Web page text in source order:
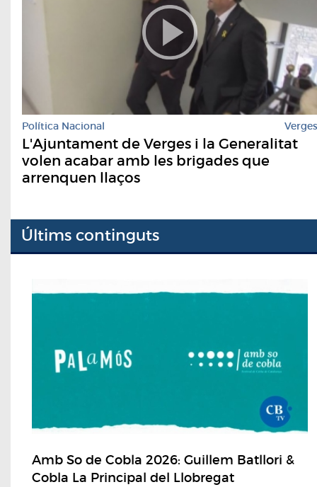
Política Nacional Verges
L'Ajuntament de Verges i la Generalitat
volen acabar amb les brigades que
arrenquen llaços
Últims continguts
Amb So de Cobla 2026: Guillem Batllori &
Cobla La Principal del Llobregat